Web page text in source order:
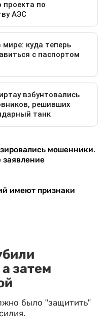
мошенники.
заявление
имеют признаки
затем
было "защитить"